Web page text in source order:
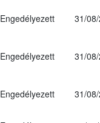
Engedélyezett 31/
Engedélyezett 31/
Engedélyezett 31/